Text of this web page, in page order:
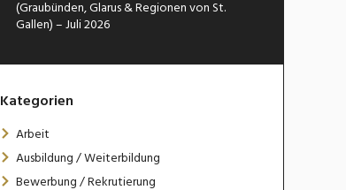
(Graubünden, Glarus & Regionen von St.
Gallen) – Juli 2026
Kategorien
Arbeit
Ausbildung / Weiterbildung
Bewerbung / Rekrutierung